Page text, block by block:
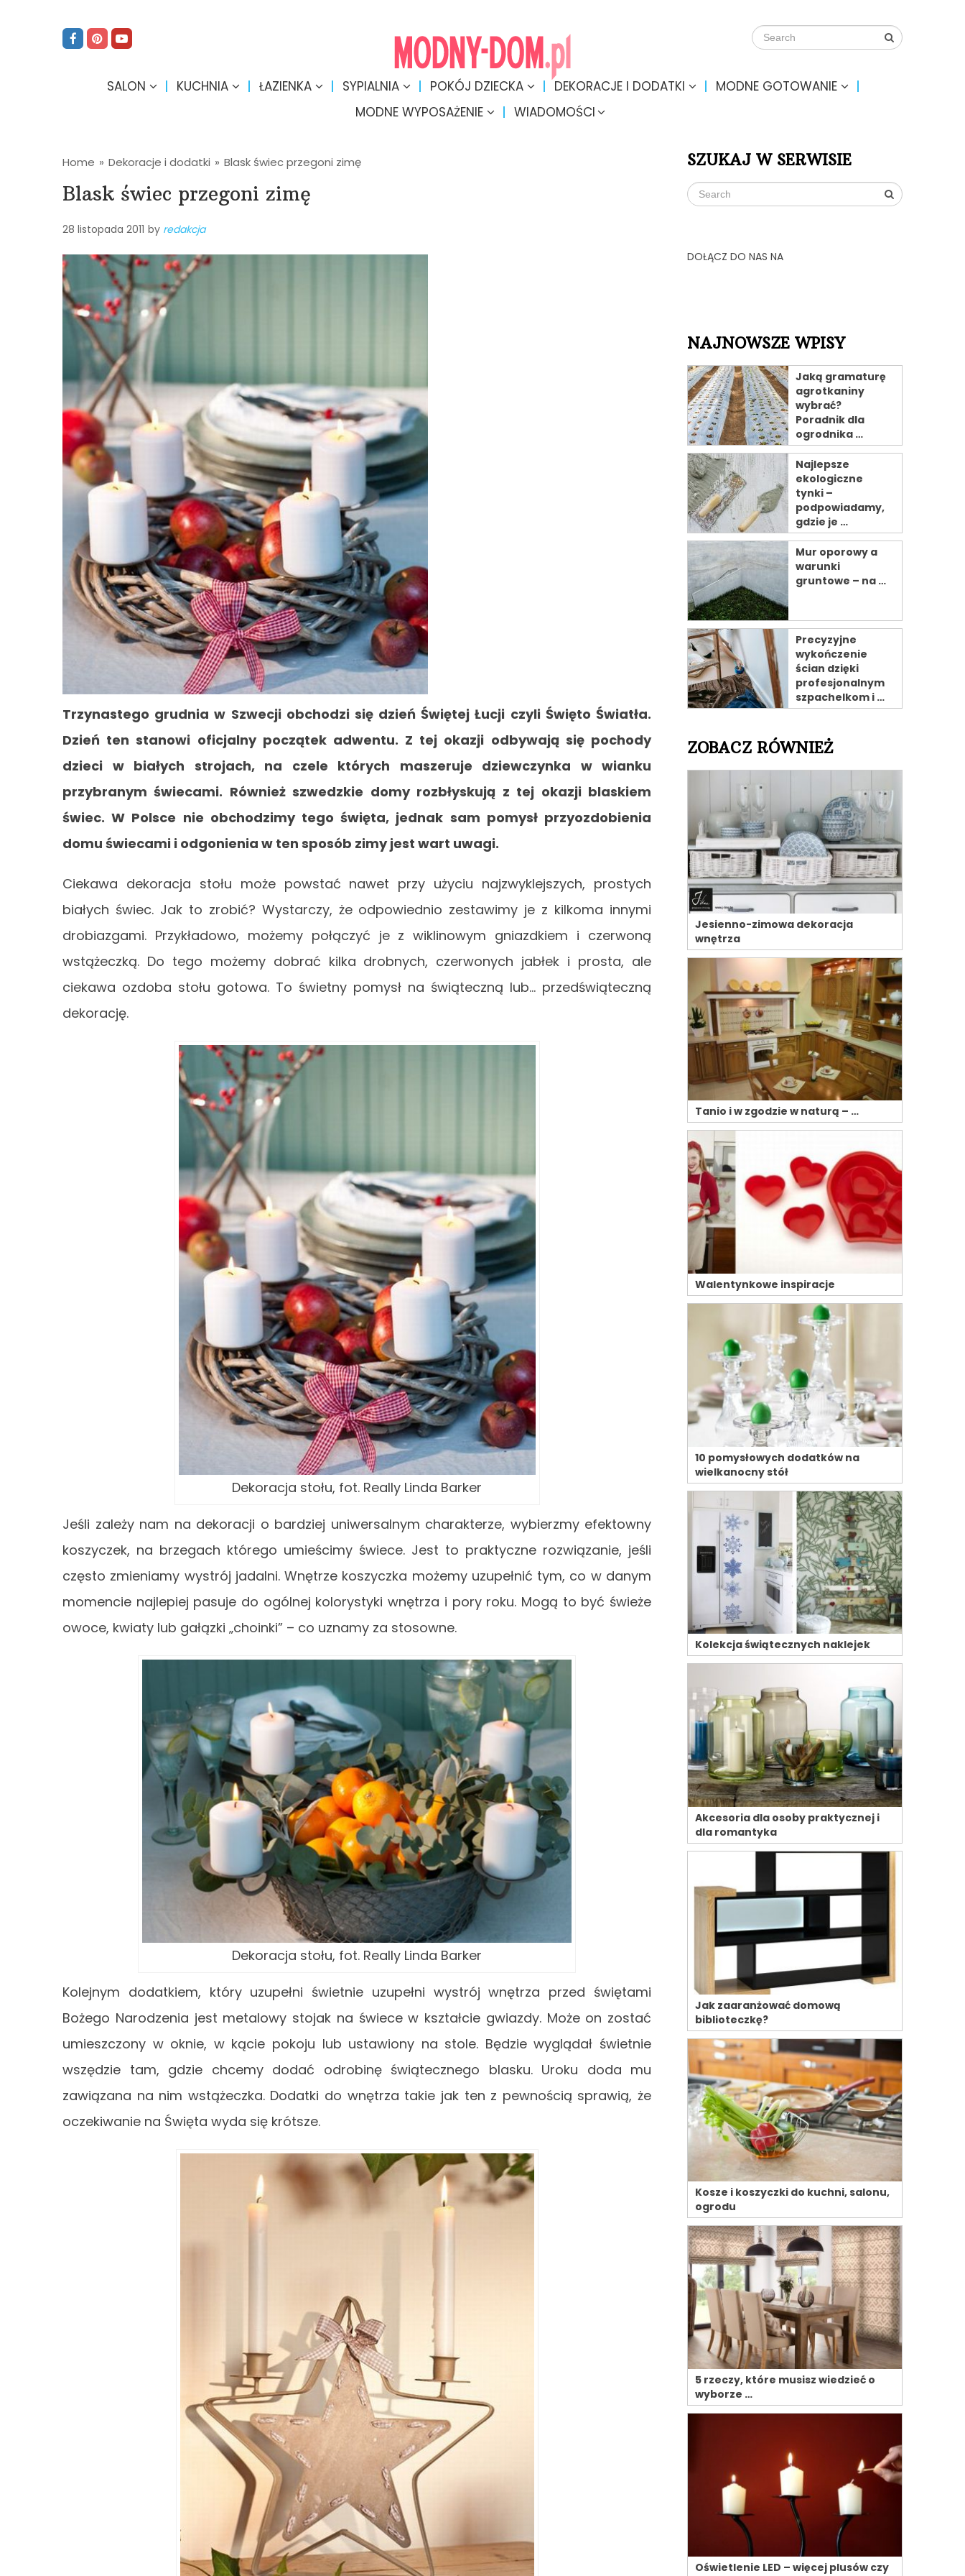
SALON KUCHNIA ŁAZIENKA SYPIALNIA POKÓJ DZIECKA DEKORACJE I DODATKI
MODNE GOTOWANIE
MODNE WYPOSAŻENIE
WIADOMOŚCI
Home » Dekoracje i dodatki » Blask świec przegoni zimę
Blask świec przegoni zimę
28 listopada 2011 by redakcja
Trzynastego grudnia w Szwecji obchodzi się dzień Świętej Łucji czyli Święto Światła.
Dzień ten stanowi oficjalny początek adwentu. Z tej okazji odbywają się pochody
dzieci w białych strojach, na czele których maszeruje dziewczynka w wianku
przybranym świecami. Również szwedzkie domy rozbłyskują z tej okazji blaskiem
świec. W Polsce nie obchodzimy tego święta, jednak sam pomysł przyozdobienia
domu świecami i odgonienia w ten sposób zimy jest wart uwagi.
Ciekawa dekoracja stołu może powstać nawet przy użyciu najzwyklejszych, prostych
białych świec. Jak to zrobić? Wystarczy, że odpowiednio zestawimy je z kilkoma innymi
drobiazgami. Przykładowo, możemy połączyć je z wiklinowym gniazdkiem i czerwoną
wstążeczką. Do tego możemy dobrać kilka drobnych, czerwonych jabłek i prosta, ale
ciekawa ozdoba stołu gotowa. To świetny pomysł na świąteczną lub… przedświąteczną
dekorację.
Dekoracja stołu, fot. Really Linda Barker
Jeśli zależy nam na dekoracji o bardziej uniwersalnym charakterze, wybierzmy efektowny
koszyczek, na brzegach którego umieścimy świece. Jest to praktyczne rozwiązanie, jeśli
często zmieniamy wystrój jadalni. Wnętrze koszyczka możemy uzupełnić tym, co w danym
momencie najlepiej pasuje do ogólnej kolorystyki wnętrza i pory roku. Mogą to być świeże
owoce, kwiaty lub gałązki „choinki” – co uznamy za stosowne.
Dekoracja stołu, fot. Really Linda Barker
Kolejnym dodatkiem, który uzupełni świetnie uzupełni wystrój wnętrza przed świętami
Bożego Narodzenia jest metalowy stojak na świece w kształcie gwiazdy. Może on zostać
umieszczony w oknie, w kącie pokoju lub ustawiony na stole. Będzie wyglądał świetnie
wszędzie tam, gdzie chcemy dodać odrobinę świątecznego blasku. Uroku doda mu
zawiązana na nim wstążeczka. Dodatki do wnętrza takie jak ten z pewnością sprawią, że
oczekiwanie na Święta wyda się krótsze.
SZUKAJ W SERWISIE
DOŁĄCZ DO NAS NA
NAJNOWSZE WPISY
Jaką gramaturę
agrotkaniny
wybrać?
Poradnik dla
ogrodnika …
Najlepsze
ekologiczne
tynki –
podpowiadamy,
gdzie je …
Mur oporowy a
warunki
gruntowe – na …
Precyzyjne
wykończenie
ścian dzięki
profesjonalnym
szpachelkom i …
ZOBACZ RÓWNIEŻ
Jesienno-zimowa dekoracja
wnętrza
Tanio i w zgodzie w naturą – …
Walentynkowe inspiracje
10 pomysłowych dodatków na
wielkanocny stół
Kolekcja świątecznych naklejek
Akcesoria dla osoby praktycznej i
dla romantyka
Jak zaaranżować domową
biblioteczkę?
Kosze i koszyczki do kuchni, salonu,
ogrodu
5 rzeczy, które musisz wiedzieć o
wyborze …
Oświetlenie LED – więcej plusów czy